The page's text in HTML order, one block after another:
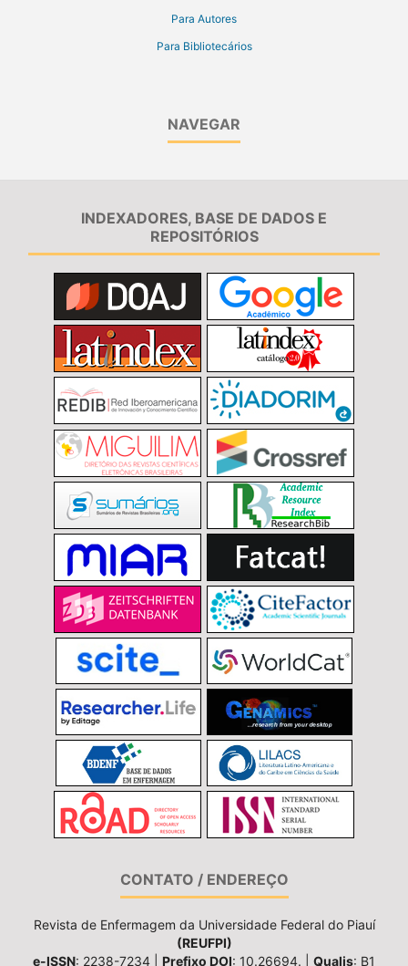
Para Autores
Para Bibliotecários
NAVEGAR
INDEXADORES, BASE DE DADOS E
REPOSITÓRIOS
CONTATO / ENDEREÇO
Revista de Enfermagem da Universidade Federal do Piauí
(REUFPI)
e-ISSN: 2238-7234 | Prefixo DOI: 10.26694. | Qualis: B1